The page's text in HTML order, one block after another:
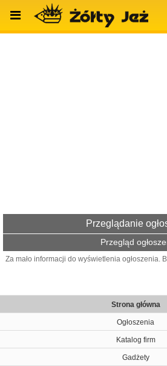
Przeglądanie
Przegląd
Za mało informacji do wyświetlenia ogłoszenia.
Strona główna
Ogłoszenia
Katalog firm
Gadżety